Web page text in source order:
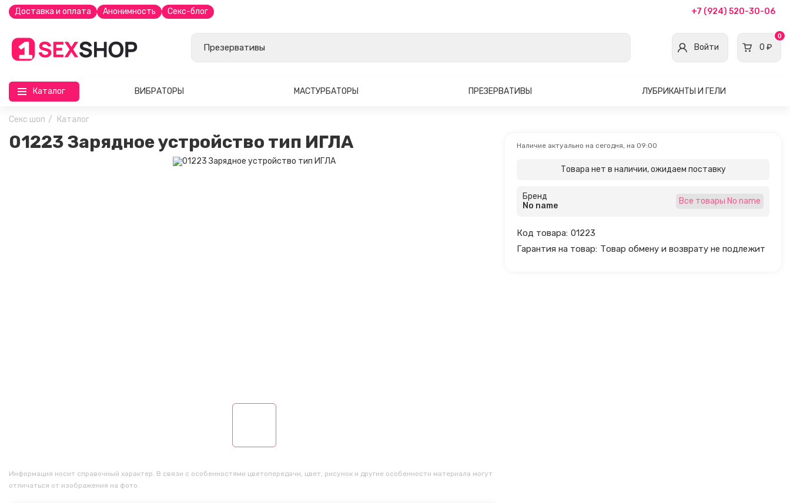
Доставка и оплата Анонимность Секс-блог +7 (924) 520-30-06
Войти
0
0 ₽
Каталог ВИБРАТОРЫ МАСТУРБАТОРЫ ПРЕЗЕРВАТИВЫ ЛУБРИКАНТЫ И ГЕЛИ
Секс шоп Каталог
Наличие актуально на сегодня, на 09:00
Товара нет в наличии, ожидаем поставку
Бренд
No name
Все товары No name
Код товара: 01223
Гарантия на товар: Товар обмену и возврату не подлежит
01223 Зарядное устройство тип ИГЛА
Информация носит справочный характер. В связи с особенностями цветопередачи, цвет, рисунок и другие особенности материала могут
отличаться от изображения на фото.